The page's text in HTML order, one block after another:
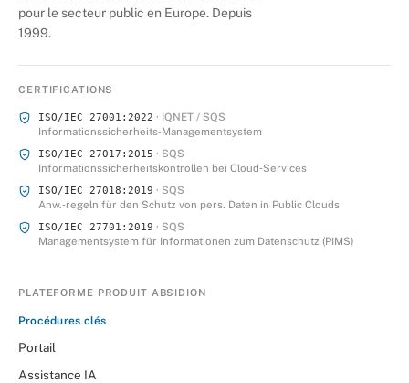
pour le secteur public en Europe. Depuis
1999.
CERTIFICATIONS
ISO/IEC 27001:2022 · IQNET / SQS
Informationssicherheits‑Managementsystem
ISO/IEC 27017:2015 · SQS
Informationssicherheitskontrollen bei Cloud‑Services
ISO/IEC 27018:2019 · SQS
Anw.‑regeln für den Schutz von pers. Daten in Public Clouds
ISO/IEC 27701:2019 · SQS
Managementsystem für Informationen zum Datenschutz (PIMS)
PLATEFORME PRODUIT ABSIDION
Procédures clés
Portail
Assistance IA